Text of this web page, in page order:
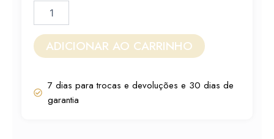
Victoria's
Velvet
Petals
quantidade
ADICIONAR AO CARRINHO
7 dias para trocas e devoluções e 30 dias de
garantia